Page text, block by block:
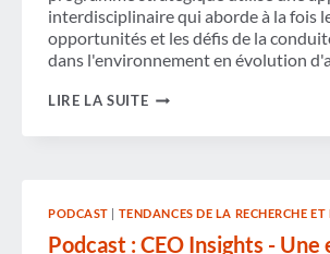
interdisciplinaire qui aborde à la fois
opportunités et les défis de la
dans l'environnement en évolution
LIRE LA SUITEPODCAST :
PODCAST | TENDANCES DE LA RECHERCHE ET
Podcast : CEO Insights -